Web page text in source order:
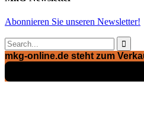
Abonnieren Sie unseren Newsletter!

mkg-online.de steht zum